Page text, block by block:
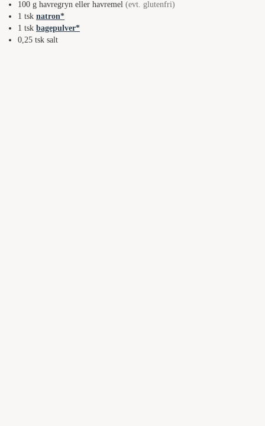
100 g havregryn eller havremel (evt. glutenfri)
1 tsk natron
1 tsk bagepulver
0,25 tsk salt